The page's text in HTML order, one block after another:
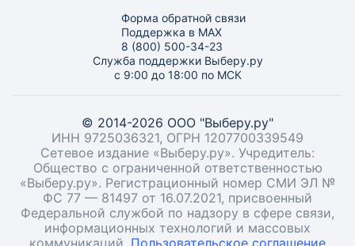
Форма обратной связи
Поддержка в MAX
8 (800) 500-34-23
Служба поддержки Выберу.ру
с 9:00 до 18:00 по МСК
© 2014-2026 ООО "Выберу.ру"
ИНН 9725036321, ОГРН 1207700339549
Сетевое издание «Выберу.ру». Учредитель:
Общество с ограниченной ответственностью
«Выберу.ру». Регистрационный номер СМИ ЭЛ №
ФС 77 — 81497 от 16.07.2021, присвоенный
Федеральной службой по надзору в сфере связи,
информационных технологий и массовых